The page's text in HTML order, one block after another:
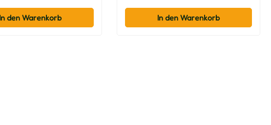
In den Warenkorb In den Warenkorb